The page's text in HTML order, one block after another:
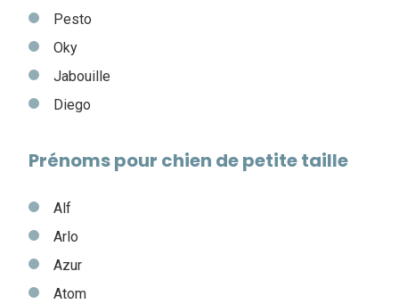
Pesto
Oky
Jabouille
Diego
Prénoms pour chien de petite taille
Alf
Arlo
Azur
Atom